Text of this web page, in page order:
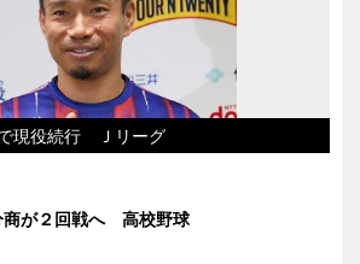
現役続行 Ｊリーグ
商が２回戦へ 高校野球